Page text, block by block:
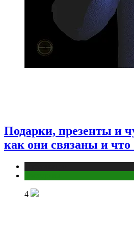
Подарки, презенты и
как они связаны и что
4